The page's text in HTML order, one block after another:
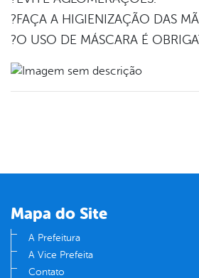
?FAÇA A HIGIENIZAÇÃO DAS
?O USO DE MÁSCARA É
Mapa do Site
A Prefeitura
A Vice Prefeita
Contato